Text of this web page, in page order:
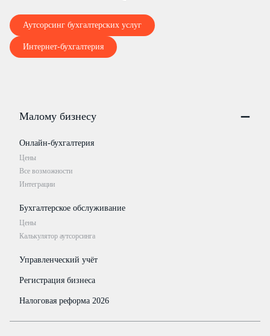
Аутсорсинг бухгалтерских услуг
Интернет-бухгалтерия
Малому бизнесу
Онлайн-бухгалтерия
Цены
Все возможности
Интеграции
Бухгалтерское обслуживание
Цены
Калькулятор аутсорсинга
Управленческий учёт
Регистрация бизнеса
Налоговая реформа 2026